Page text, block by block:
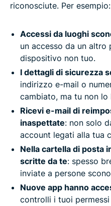
riconosciute. Per esempio:
Accessi da luoghi
un accesso da un altro
dispositivo non tuo.
I dettagli di sicurezza
indirizzo e-mail o
cambiato, ma tu non lo
Ricevi e-mail di
inaspettate: non solo
account legati alla tua
Nella cartella di posta
scritte da te: spesso
inviate a persone
Nuove app hanno
controlli i tuoi